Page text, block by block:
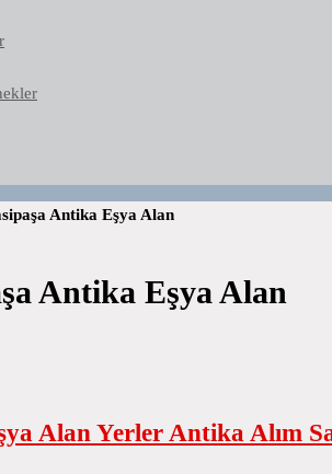
Antika Eşya Alan
Antika Eşya Alan
Alan Yerler Antika Alım